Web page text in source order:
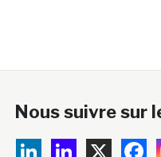
Nous suivre sur